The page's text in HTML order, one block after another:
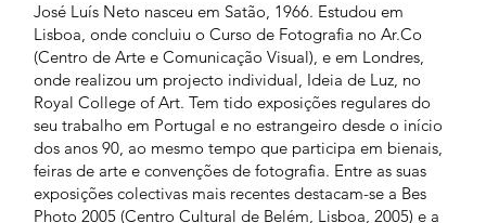
José Luís Neto nasceu em Satão, 1966. Estudou em
Lisboa, onde concluiu o Curso de Fotografia no Ar.Co
(Centro de Arte e Comunicação Visual), e em Londres,
onde realizou um projecto individual, Ideia de Luz, no
Royal College of Art. Tem tido exposições regulares do
seu trabalho em Portugal e no estrangeiro desde o início
dos anos 90, ao mesmo tempo que participa em bienais,
feiras de arte e convenções de fotografia. Entre as suas
exposições colectivas mais recentes destacam-se a Bes
Photo 2005 (Centro Cultural de Belém, Lisboa, 2005) e a